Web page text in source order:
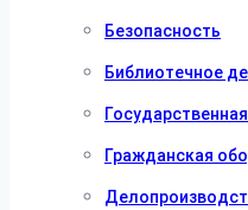
Безопасность
Библиотечное
Гражданская